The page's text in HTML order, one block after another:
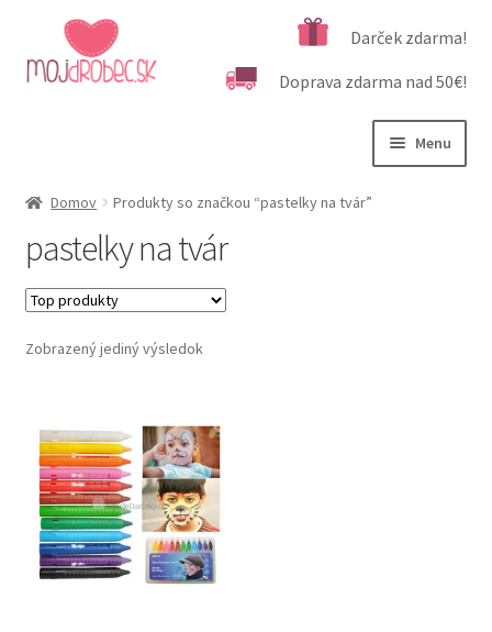
Preskočiť
na
navigáciu
Preskočiť
na
obsah
Darček zdarma!
Doprava zdarma nad 50€!
Menu
Podľa veku
Kategórie produktov
Dôležité informácie
Domov Produkty so značkou “pastelky na tvár”
pastelky na tvár
Zobrazený jediný výsledok